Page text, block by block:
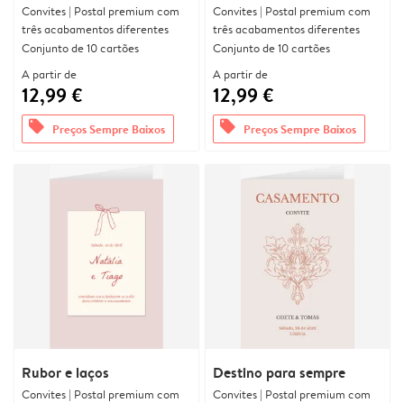
Convites | Postal premium com
três acabamentos diferentes
Conjunto de 10 cartões
A partir de
12,99 €
offers Preços Sempre Baixos
Convites | Postal premium com
três acabamentos diferentes
Conjunto de 10 cartões
A partir de
12,99 €
offers Preços Sempre Baixos
Rubor e laços
Convites | Postal premium com
Destino para sempre
Convites | Postal premium com